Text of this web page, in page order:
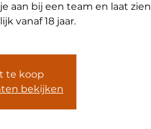
aan bij een team en laat zien
vanaf 18 jaar.
te koop
bekijken